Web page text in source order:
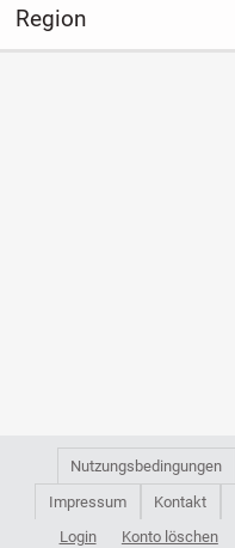
Region
Nutzungsbedingungen
Impressum
Kontakt
Login
Konto löschen